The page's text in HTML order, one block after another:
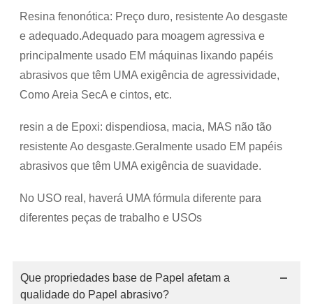
Resina fenonótica: Preço duro, resistente Ao desgaste
e adequado.Adequado para moagem agressiva e
principalmente usado EM máquinas lixando papéis
abrasivos que têm UMA exigência de agressividade,
Como Areia SecA e cintos, etc.
resin a de Epoxi: dispendiosa, macia, MAS não tão
resistente Ao desgaste.Geralmente usado EM papéis
abrasivos que têm UMA exigência de suavidade.
No USO real, haverá UMA fórmula diferente para
diferentes peças de trabalho e USOs
Que propriedades base de Papel afetam a
qualidade do Papel abrasivo?